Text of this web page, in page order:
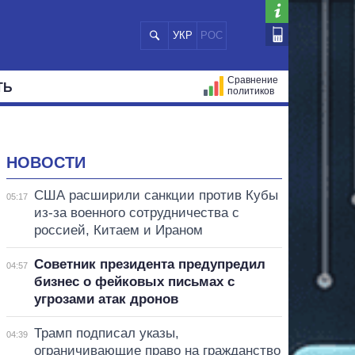
УКР РОС
Сравнение
политиков
НОВОСТИ
05:17
США расширили санкции против Кубы
из-за военного сотрудничества с
россией, Китаем и Ираном
04:57
Советник президента предупредил
бизнес о фейковых письмах с
угрозами атак дронов
04:39
Трамп подписал указы,
ограничивающие право на гражданство